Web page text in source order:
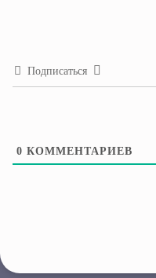
Подписаться
0 КОММЕНТАРИЕВ